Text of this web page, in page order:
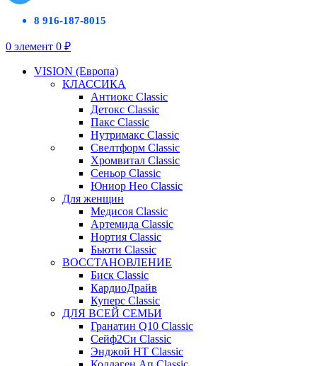
8 916-187-8015
0 элемент 0 ₽
VISION (Европа)
КЛАССИКА
Антиокс Classic
Детокс Classic
Пакс Classic
Нутримакс Classic
Свелтформ Classic
Хромвитал Classic
Сеньор Classic
Юниор Нео Classic
Для женщин
Медисоя Classic
Артемида Classic
Нортия Classic
Бьюти Classic
ВОССТАНОВЛЕНИЕ
Биск Classic
КардиоДрайв
Куперс Classic
ДЛЯ ВСЕЙ СЕМЬИ
Гранатин Q10 Classic
Сейф2Си Classic
Энджой НТ Classic